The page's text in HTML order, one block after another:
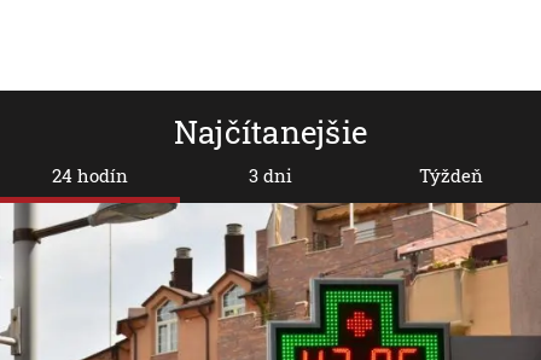
Najčítanejšie
24 hodín 3 dni Týždeň